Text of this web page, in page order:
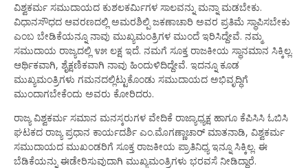
ವಿಶ್ವಕರ್ಮ ಸಮುದಾಯದ ಕುಶಲಕರ್ಮಿಗಳ ಸಾಲವನ್ನು ಮನ್ನಾ ಮಡಬೇಕು.
ವಿಧಾನಸೌಧದ ಆವರಣದಲ್ಲಿ ಅಮರಶಿಲ್ಪಿ ಜಕಣಾಚಾರಿ ಅವರ ಪ್ರತಿಮೆ ಸ್ಥಾಪಿಸಬೇಕು
ಎಂಬ ಬೇಡಿಕೆಯನ್ನೂ ನಾವು ಮುಖ್ಯಮಂತ್ರಿಗಳ ಮುಂದೆ ಇರಿಸಿದ್ದೇವೆ. ನಮ್ಮ
ಸಮುದಾಯ ರಾಜ್ಯದಲ್ಲಿ ೪೫ ಲಕ್ಷ ಇದೆ. ನಮಗೆ ಸೂಕ್ತ ರಾಜಕೀಯ ಸ್ಥಾನಮಾನ ಸಿಕ್ಕಿಲ್ಲ.
ಆರ್ಥಿಕವಾಗಿ, ಶೈಕ್ಷಣಿಕವಾಗಿ ನಾವು ಹಿಂದುಳಿದಿದ್ದೇವೆ. ಇದನ್ನೂ ಕೂಡ
ಮುಖ್ಯಮಂತ್ರಿಗಳು ಗಮನದಲ್ಲಿಟ್ಟುಕೊಂಡು ಸಮುದಾಯದ ಅಭಿವೃದ್ಧಿಗೆ
ಮುಂದಾಗಬೇಕೆಂದು ಅವರು ಕೋರಿದರು.
ರಾಜ್ಯ ವಿಶ್ವಕರ್ಮ ಸಮಾನ ಮನಸ್ಕರುಗಳ ವೇದಿಕೆ ರಾಜ್ಯಾಧ್ಯಕ್ಷ ಹಾಗೂ ಕೆಪಿಸಿಸಿ ಓಬಿಸಿ
ಘಟಕದ ರಾಜ್ಯ ಪ್ರಧಾನ ಕಾರ್ಯದರ್ಶಿ ಎಂ.ಮೊಗಣ್ಣಾಚಾರ್ ಮಾತನಾಡಿ, ವಿಶ್ವಕರ್ಮ
ಸಮುದಾಯದ ಮುಖಂಡರಿಗೆ ಸೂಕ್ತ ರಾಜಕೀಯ ಪ್ರಾತಿನಿಧ್ಯ ಇನ್ನೂ ಸಿಕ್ಕಿಲ್ಲ. ಈ
ಬೆಡಿಕೆಯನ್ನು ಈಡೇರಿಸುವುದಾಗಿ ಮುಖ್ಯಮಂತ್ರಿಗಳು ಭರವಸೆ ನೀಡಿದ್ದಾರೆ.